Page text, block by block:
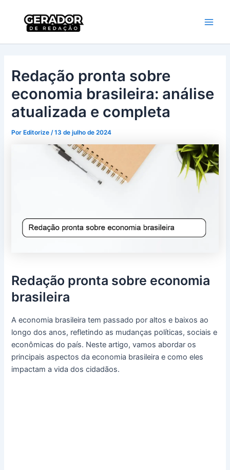
conteúdo
Redação pronta sobre
economia brasileira: análise
atualizada e completa
Por Editorize/13 de julho de 2024
Redação pronta sobre economia
brasileira
A economia brasileira tem passado por altos e baixos ao
longo dos anos, refletindo as mudanças políticas, sociais e
econômicas do país. Neste artigo, vamos abordar os
principais aspectos da economia brasileira e como eles
impactam a vida dos cidadãos.